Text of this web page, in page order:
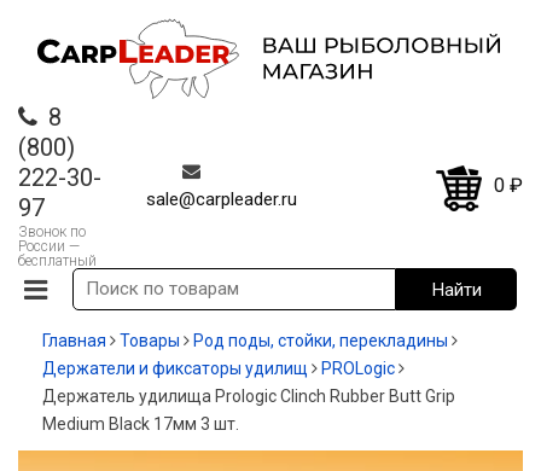
8
(800)
222-30-
97
Звонок по
России —
бесплатный
sale@carpleader.ru
0 ₽
Главная Товары
Род поды, стойки, перекладины
Держатели и фиксаторы удилищ
PROLogic
Держатель удилища Prologic Clinch Rubber Butt Grip
Medium Black 17мм 3 шт.